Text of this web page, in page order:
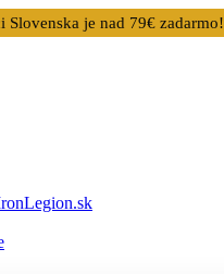
Slovenska je nad 79€ zadarmo!